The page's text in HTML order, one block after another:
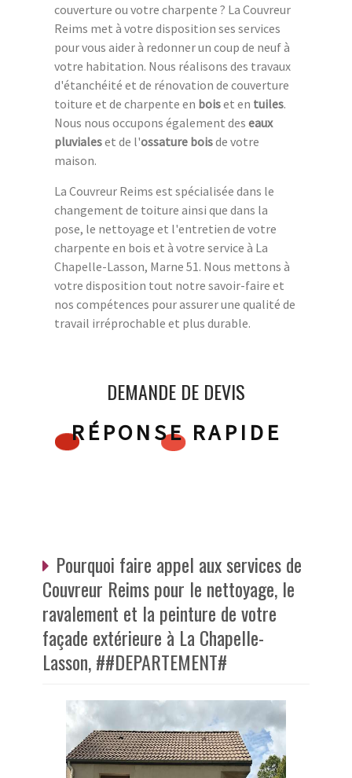
couverture ou votre charpente ? La Couvreur
Reims met à votre disposition ses services
pour vous aider à redonner un coup de neuf à
votre habitation. Nous réalisons des travaux
d'étanchéité et de rénovation de couverture
toiture et de charpente en boiset en tuiles.
Nous nous occupons également des eaux
pluvialeset de l'ossature boisde votre
maison.
La Couvreur Reims est spécialisée dans le
changement de toiture ainsi que dans la
pose, le nettoyage et l'entretien de votre
charpente en bois et à votre service à La
Chapelle-Lasson, Marne 51. Nous mettons à
votre disposition tout notre savoir-faire et
nos compétences pour assurer une qualité de
travail irréprochable et plus durable.
DEMANDE DE DEVIS
RÉPONSE RAPIDE
Pourquoi faire appel aux services de
Couvreur Reims pour le nettoyage, le
ravalement et la peinture de votre
façade extérieure à La Chapelle-
Lasson, ##DEPARTEMENT#